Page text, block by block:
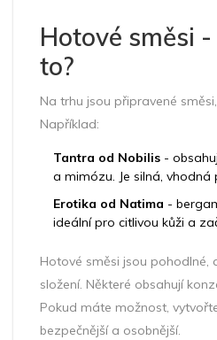
Hotové směsi
to?
Na trhu jsou připravené
Například:
Tantra od Nobilis -
a mimózu. Je silná, vhodná
Erotika od Natima -
ideální pro citlivou kůži a
Hotové směsi jsou pohodlné,
složení. Některé obsahují
Pokud máte možnost,
bezpečnější a osobnější.